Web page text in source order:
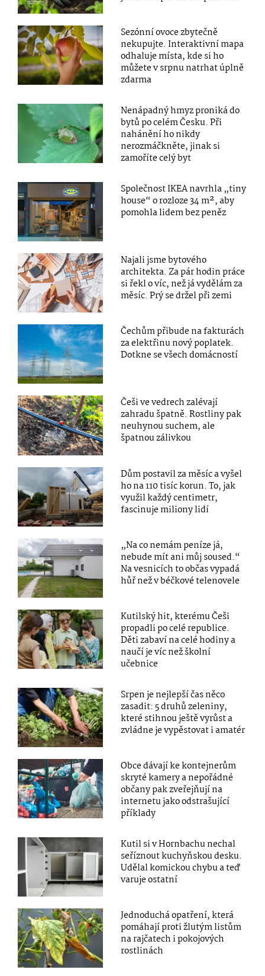
Sezónní ovoce zbytečně
nekupujte. Interaktivní mapa
odhaluje místa, kde si ho
můžete v srpnu natrhat úplně
zdarma
Nenápadný hmyz proniká do
bytů po celém Česku. Při
nahánění ho nikdy
nerozmáčkněte, jinak si
zamoříte celý byt
Společnost IKEA navrhla „tiny
house“ o rozloze 34 m², aby
pomohla lidem bez peněz
Najali jsme bytového
architekta. Za pár hodin práce
si řekl o víc, než já vydělám za
měsíc. Prý se držel při zemi
Čechům přibude na fakturách
za elektřinu nový poplatek.
Dotkne se všech domácností
Češi ve vedrech zalévají
zahradu špatně. Rostliny pak
neuhynou suchem, ale
špatnou zálivkou
Dům postavil za měsíc a vyšel
ho na 110 tisíc korun. To, jak
využil každý centimetr,
fascinuje miliony lidí
„Na co nemám peníze já,
nebude mít ani můj soused.“
Na vesnicích to občas vypadá
hůř než v béčkové telenovele
Kutilský hit, kterému Češi
propadli po celé republice.
Děti zabaví na celé hodiny a
naučí je víc než školní
učebnice
Srpen je nejlepší čas něco
zasadit: 5 druhů zeleniny,
které stihnou ještě vyrůst a
zvládne je vypěstovat i amatér
Obce dávají ke kontejnerům
skryté kamery a nepořádné
občany pak zveřejňují na
internetu jako odstrašující
příklady
Kutil si v Hornbachu nechal
seříznout kuchyňskou desku.
Udělal komickou chybu a teď
varuje ostatní
Jednoduchá opatření, která
pomáhají proti žlutým listům
na rajčatech i pokojových
rostlinách